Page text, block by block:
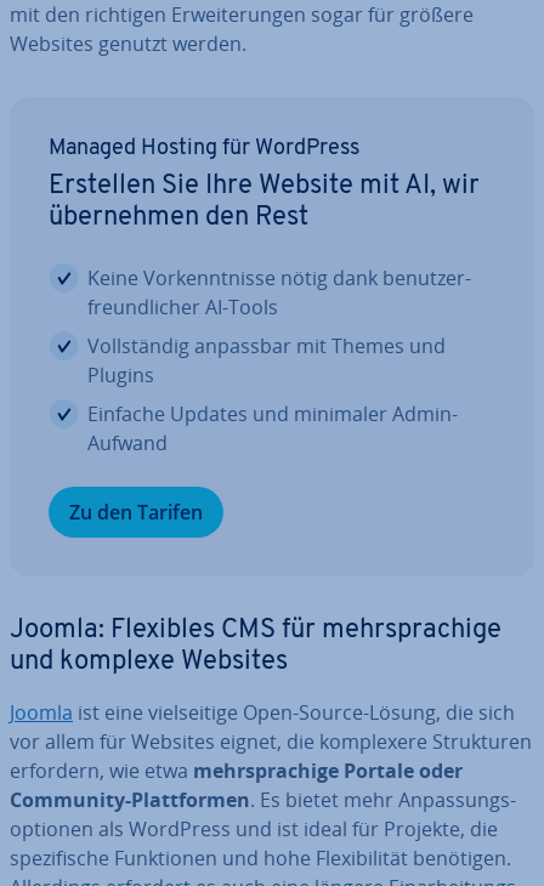
mit den richtigen Er­wei­te­run­gen sogar für größere
Websites genutzt werden.
Managed Hosting für WordPress
Erstellen Sie Ihre Website mit AI, wir
über­neh­men den Rest
Keine Vor­kennt­nis­se nötig dank be­nut­zer­
freund­li­cher AI-Tools
Voll­stän­dig anpassbar mit Themes und
Plugins
Einfache Updates und minimaler Admin-
Aufwand
Zu den Tarifen
Joomla: Flexibles CMS für mehr­spra­chi­ge
und komplexe Websites
Joomla ist eine viel­sei­ti­ge Open-Source-Lösung, die sich
vor allem für Websites eignet, die kom­ple­xe­re Struk­tu­ren
erfordern, wie etwa mehr­spra­chi­ge Portale oder
Community-Platt­for­men. Es bietet mehr An­pas­sungs­
op­tio­nen als WordPress und ist ideal für Projekte, die
spe­zi­fi­sche Funk­tio­nen und hohe Fle­xi­bi­li­tät benötigen.